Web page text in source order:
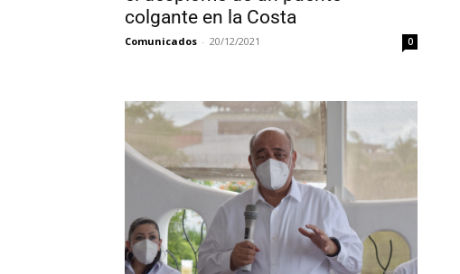
colgante en la Costa
Comunicados - 20/12/2021 0